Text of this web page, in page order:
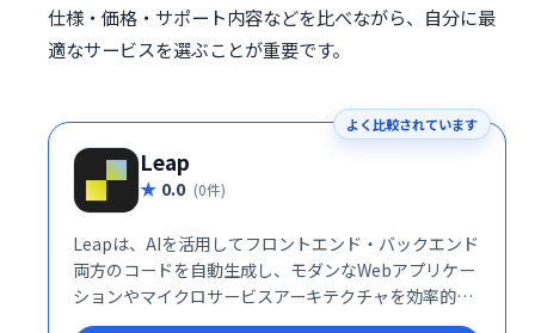
仕様・価格・サポート内容などを比べながら、自分に最
適なサービスを選ぶことが重要です。
よく比較されています
Leap
0.0 (0件)
Leapは、AIを活用してフロントエンド・バックエンド
両方のコードを自動生成し、モダンなWebアプリケー
ションやマイクロサービスアーキテクチャを効率的に
構築・デプロイできる開発プラットフォームです。